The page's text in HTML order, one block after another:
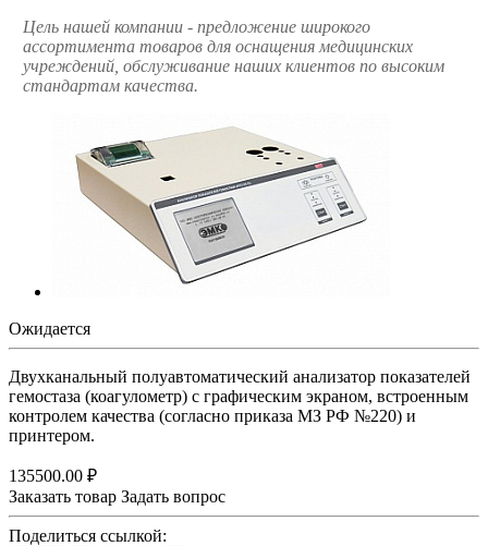
Цель нашей компании - предложение широкого
ассортимента товаров для оснащения медицинских
учреждений, обслуживание наших клиентов по высоким
стандартам качества.
Ожидается
Двухканальный полуавтоматический анализатор показателей
гемостаза (коагулометр) с графическим экраном, встроенным
контролем качества (согласно приказа МЗ РФ №220) и
принтером.
135500.00 ₽
Заказать товар Задать вопрос
Поделиться ссылкой: